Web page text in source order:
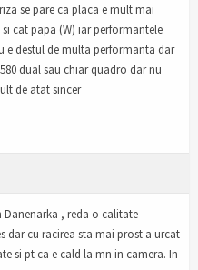
se pare ca placa e mult mai
cat papa (W) iar performantele
e destul de multa performanta dar
dual sau chiar quadro dar nu
de atat sincer
, reda o calitate
dar cu racirea sta mai prost a urcat
si pt ca e cald la mn in camera. In